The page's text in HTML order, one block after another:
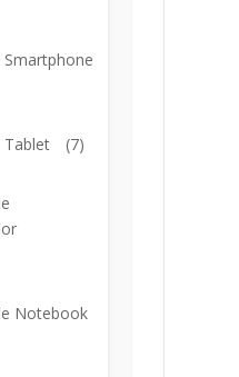
Smartphone
Tablet (7)
Notebook